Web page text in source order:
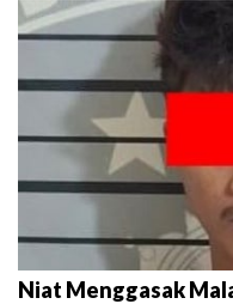
Niat Menggasak